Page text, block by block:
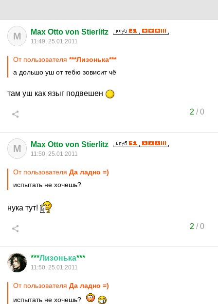
M Max Otto von Stierlitz
11:49, 25.01.2011
От пользователя ***Лизонька***
а дольшо уш от тебю зовисит чё
там уш как языг подвешен
2 /0
M Max Otto von Stierlitz
11:50, 25.01.2011
От пользователя Да ладно =)
испытать не хочешь?
нука тут!
2 /0
***Лизонька***
11:50, 25.01.2011
От пользователя Да ладно =)
испытать не хочешь?